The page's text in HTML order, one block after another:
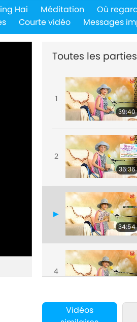
Hai Méditation Où
Courte vidéo Messages
Toutes les parties
1
39:40
2
36:36
34:54
4
Vidéos